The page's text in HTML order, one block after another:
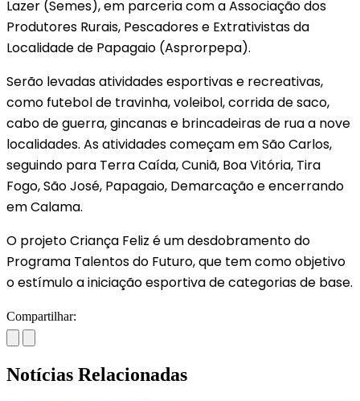
Lazer (Semes), em parceria com a Associação dos
Produtores Rurais, Pescadores e Extrativistas da
Localidade de Papagaio (Asprorpepa).
Serão levadas atividades esportivas e recreativas,
como futebol de travinha, voleibol, corrida de saco,
cabo de guerra, gincanas e brincadeiras de rua a nove
localidades. As atividades começam em São Carlos,
seguindo para Terra Caída, Cuniã, Boa Vitória, Tira
Fogo, São José, Papagaio, Demarcação e encerrando
em Calama.
O projeto Criança Feliz é um desdobramento do
Programa Talentos do Futuro, que tem como objetivo
o estímulo a iniciação esportiva de categorias de base.
Compartilhar:
Notícias Relacionadas